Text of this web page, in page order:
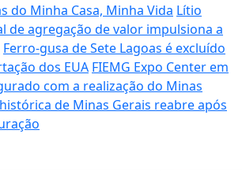
do Minha Casa, Minha Vida Lítio
de agregação de valor impulsiona a
Ferro-gusa de Sete Lagoas é excluído
dos EUA FIEMG Expo Center em
com a realização do Minas
de Minas Gerais reabre após